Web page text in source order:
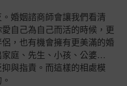
婚姻諮商師會讓我們看清
自己為自己而活的時候，更
，也有機會擁有更美滿的婚
庭、先生、小孩、公婆…
與指責。而這樣的相處模
的。